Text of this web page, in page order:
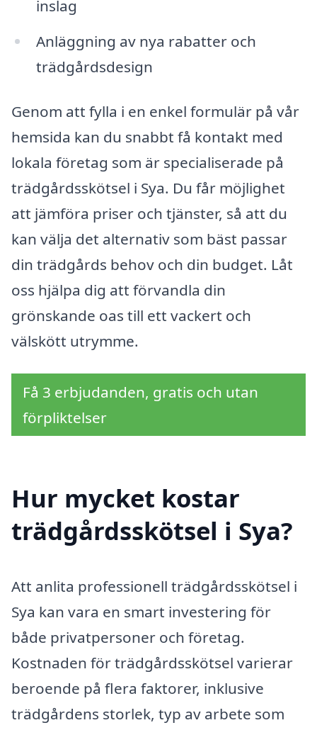
inslag
Anläggning av nya rabatter och
trädgårdsdesign
Genom att fylla i en enkel formulär på vår
hemsida kan du snabbt få kontakt med
lokala företag som är specialiserade på
trädgårdsskötsel i Sya. Du får möjlighet
att jämföra priser och tjänster, så att du
kan välja det alternativ som bäst passar
din trädgårds behov och din budget. Låt
oss hjälpa dig att förvandla din
grönskande oas till ett vackert och
välskött utrymme.
Få 3 erbjudanden, gratis och utan
förpliktelser
Hur mycket kostar
trädgårdsskötsel i Sya?
Att anlita professionell trädgårdsskötsel i
Sya kan vara en smart investering för
både privatpersoner och företag.
Kostnaden för trädgårdsskötsel varierar
beroende på flera faktorer, inklusive
trädgårdens storlek, typ av arbete som